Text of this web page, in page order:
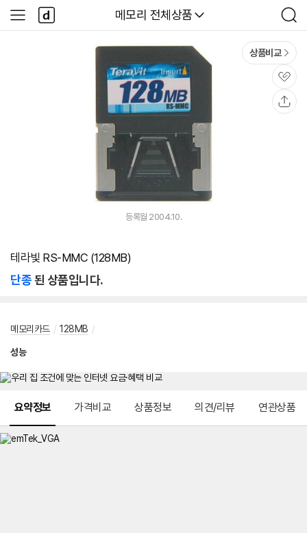
다나와
메모리 전체상품
검
색
사
이
다
나
와
상품비교
관
심
등록월 2004.10.
테라빛 RS-MMC (128MB)
단종된 상품입니다.
메모리카드 / 128MB /
성능
요약정보 가격비교 상품정보 의견/리뷰 연관상품